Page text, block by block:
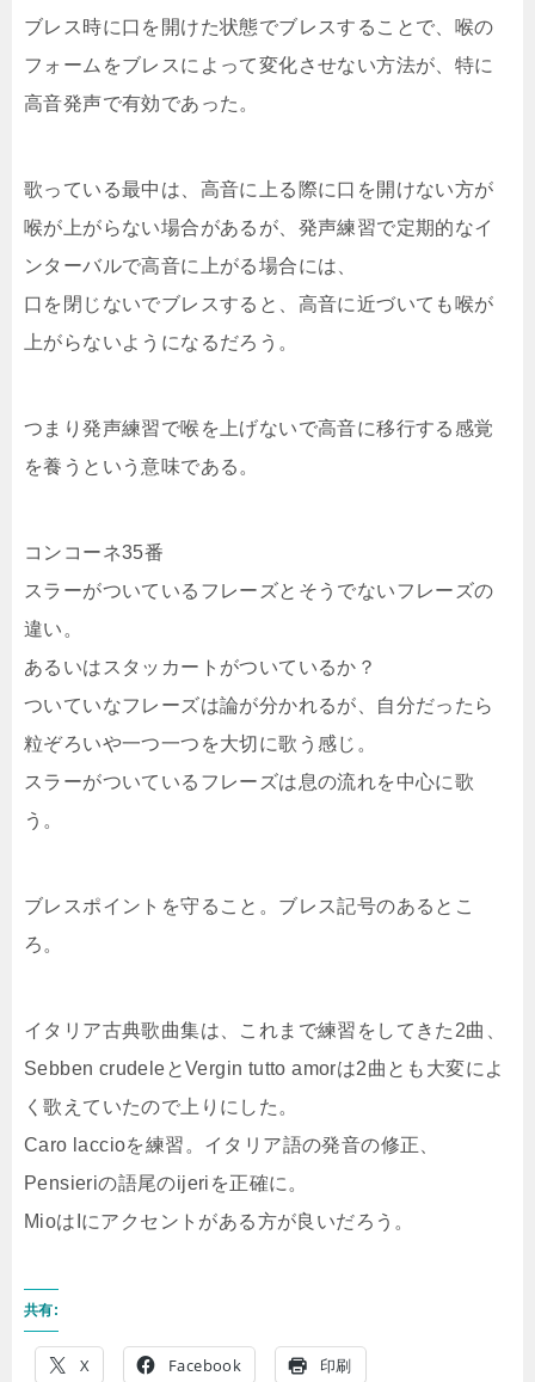
ブレス時に口を開けた状態でブレスすることで、喉の
フォームをブレスによって変化させない方法が、特に
高音発声で有効であった。
歌っている最中は、高音に上る際に口を開けない方が
喉が上がらない場合があるが、発声練習で定期的なイ
ンターバルで高音に上がる場合には、
口を閉じないでブレスすると、高音に近づいても喉が
上がらないようになるだろう。
つまり発声練習で喉を上げないで高音に移行する感覚
を養うという意味である。
コンコーネ35番
スラーがついているフレーズとそうでないフレーズの
違い。
あるいはスタッカートがついているか？
ついていなフレーズは論が分かれるが、自分だったら
粒ぞろいや一つ一つを大切に歌う感じ。
スラーがついているフレーズは息の流れを中心に歌
う。
ブレスポイントを守ること。ブレス記号のあるとこ
ろ。
イタリア古典歌曲集は、これまで練習をしてきた2曲、
Sebben crudeleとVergin tutto amorは2曲とも大変によ
く歌えていたので上りにした。
Caro laccioを練習。イタリア語の発音の修正、
Pensieriの語尾のijeriを正確に。
MioはIにアクセントがある方が良いだろう。
共有:
X Facebook 印刷